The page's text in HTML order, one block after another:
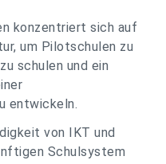
konzentriert sich auf
um Pilotschulen zu
schulen und ein
entwickeln.
von IKT und
Schulsystem